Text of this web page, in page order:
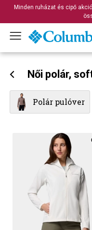
Minden ruházat és cipő
Női polár,
Polár pulóver